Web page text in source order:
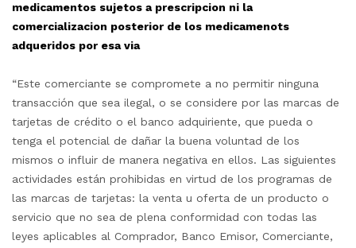
medicamentos sujetos a prescripcion ni la
comercializacion posterior de los medicamenots
adqueridos por esa via
“Este comerciante se compromete a no permitir ninguna
transacción que sea ilegal, o se considere por las marcas de
tarjetas de crédito o el banco adquiriente, que pueda o
tenga el potencial de dañar la buena voluntad de los
mismos o influir de manera negativa en ellos. Las siguientes
actividades están prohibidas en virtud de los programas de
las marcas de tarjetas: la venta u oferta de un producto o
servicio que no sea de plena conformidad con todas las
leyes aplicables al Comprador, Banco Emisor, Comerciante,